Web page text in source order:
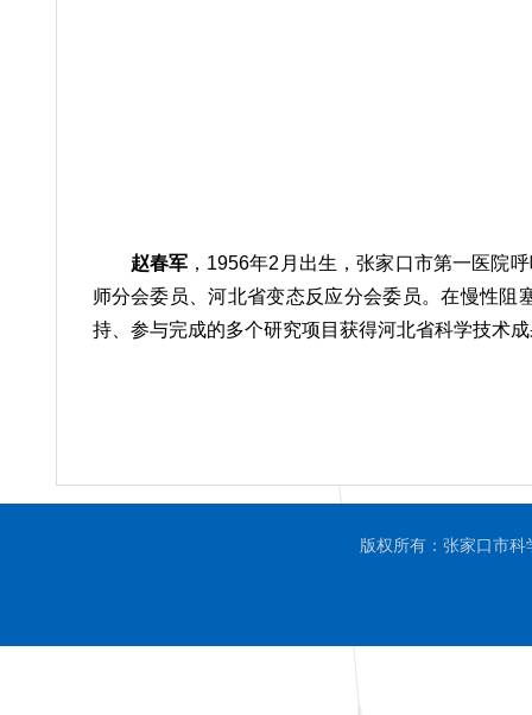
赵春军 ，1956年2月出生，张家口市第一医院
师分会委员、河北省变态反应分会委员。在慢性
持、参与完成的多个研究项目获得河北省科学技术
版权所有：张家口市